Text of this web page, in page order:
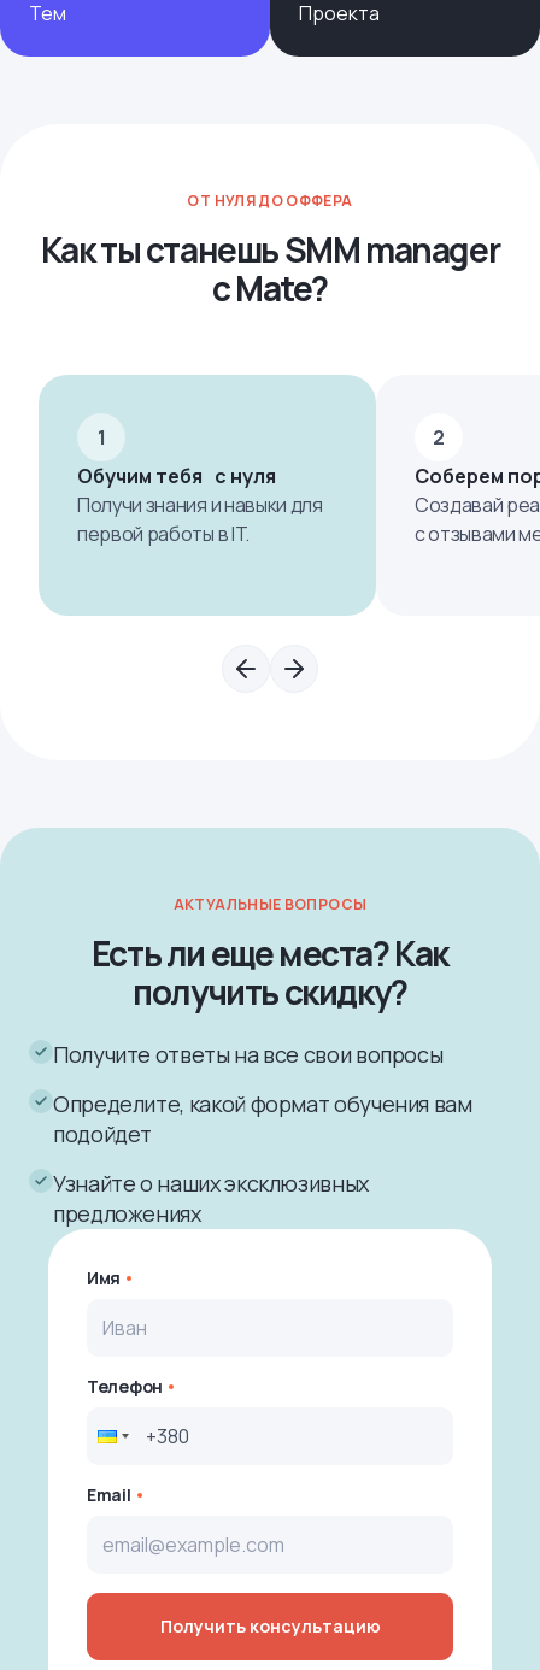
Тем Проекта
ОТ НУЛЯ ДО ОФФЕРА
Как ты станешь SMM manager
с Mate?
1
Обучим тебя с нуля
Получи знания и навыки для
первой работы в IT.
2
Соберем
Создавай
с отзывами
АКТУАЛЬНЫЕ ВОПРОСЫ
Есть ли еще места? Как
получить скидку?
Получите ответы на все свои вопросы
Определите, какой формат обучения вам
подойдет
Узнайте о наших эксклюзивных
предложениях
Имя
Телефон
Email
Получить консультацию